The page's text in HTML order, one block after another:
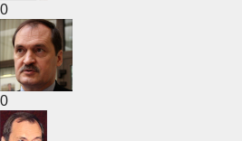
0
0